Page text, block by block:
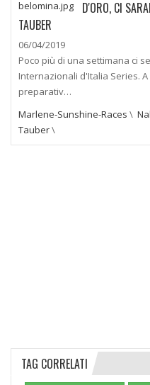
D'ORO, CI
TAUBER
06/04/2019
Poco più di una settimana ci
Internazionali d'Italia Series.
preparativ…
Marlene-Sunshine-Races \
Tauber\
TAG CORRELATI